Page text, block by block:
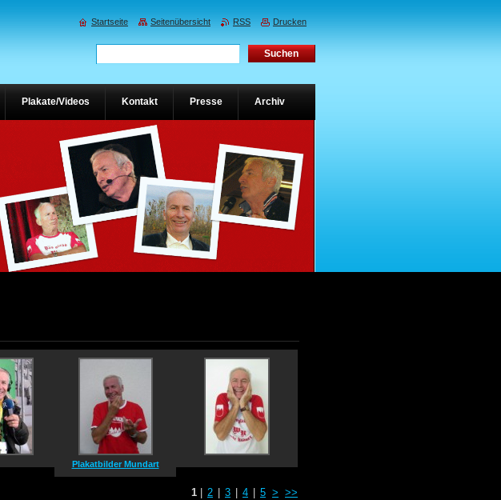
Plakatbilder Mundart
1 2 3 4 5 > >>
Plakate/Videos Kontakt Presse Archiv
Startseite Seitenübersicht RSS Drucken